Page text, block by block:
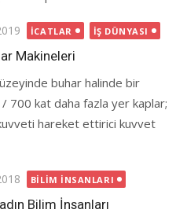
İCATLAR İŞ DÜNYASI
Makineleri
buhar halinde bir
700 kat daha fazla yer kaplar;
hareket ettirici kuvvet
BILIM İNSANLARI
Bilim İnsanları